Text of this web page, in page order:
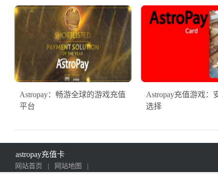
Astropay：畅游全球的游戏充值
平台
Astropay充值游戏：
选择
astropay充值卡
网站首页 网站地图